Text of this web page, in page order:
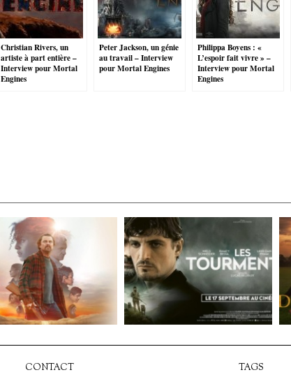
Christian Rivers, un
artiste à part entière –
Interview pour Mortal
Engines
Peter Jackson, un génie
au travail – Interview
pour Mortal Engines
Philippa Boyens : «
L’espoir fait vivre » –
Interview pour Mortal
Engines
CONTACT TAGS